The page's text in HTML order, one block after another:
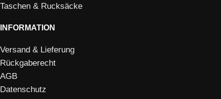
Taschen & Rucksäcke
INFORMATION
Versand & Lieferung
Rückgaberecht
AGB
Datenschutz